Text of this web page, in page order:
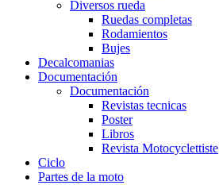
Diversos rueda
Ruedas completas
Rodamientos
Bujes
Decalcomanias
Documentación
Documentación
Revistas tecnicas
Poster
Libros
Revista Motocyclettiste
Ciclo
Partes de la moto